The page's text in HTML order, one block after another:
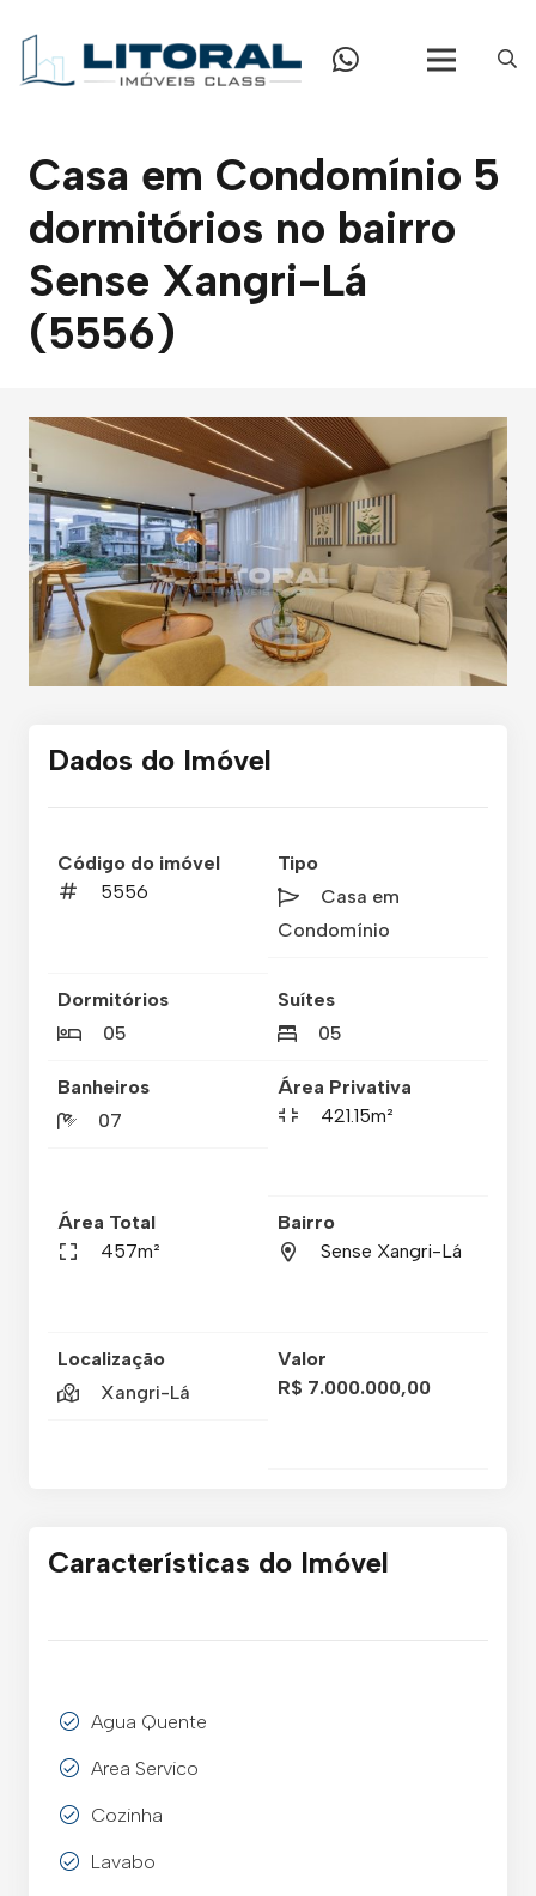
Casa em Condomínio 5
dormitórios no bairro
Sense Xangri-Lá
(5556)
Dados do Imóvel
Código do imóvel
5556
Tipo
Casa em
Condomínio
Dormitórios
05
Suítes
05
Banheiros
07
Área Privativa
421.15m²
Área Total
457m²
Bairro
Sense Xangri-Lá
Localização
Xangri-Lá
Valor
R$ 7.000.000,00
Características do Imóvel
Agua Quente
Area Servico
Cozinha
Lavabo